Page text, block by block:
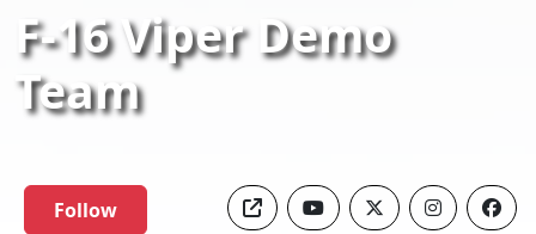
F-16 Viper Demo
Team
Follow